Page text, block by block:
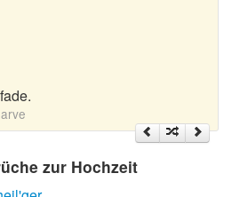
Hochzeit
zur Hochzeit